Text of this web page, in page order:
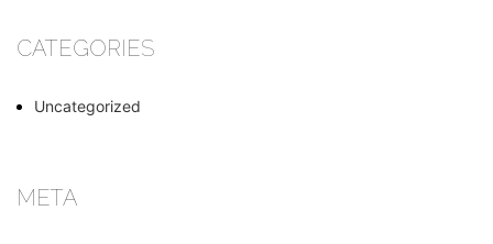
CATEGORIES
Uncategorized
META